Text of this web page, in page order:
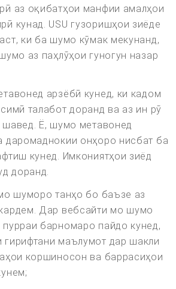
аз оқибатҳои манфии амалҳои
кунад. USU гузоришҳои зиёде
ки ба шумо кӯмак мекунанд,
аз паҳлӯҳои гуногун назар
арзёбӣ кунед, ки кадом
талабот доранд ва аз ин рӯ
Ё, шумо метавонед
даромаднокии онҳоро нисбат ба
кунед. Имкониятҳои зиёд
доранд.
шуморо танҳо бо баъзе аз
Дар вебсайти мо шумо
барномаро пайдо кунед,
маълумот дар шакли
коршиносон ва баррасиҳои